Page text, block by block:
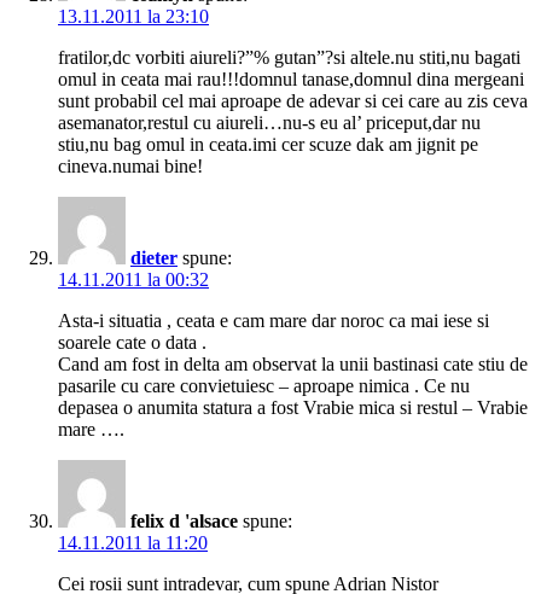
13.11.2011 la 23:10
fratilor,dc vorbiti aiureli?”% gutan”?si altele.nu stiti,nu bagati
omul in ceata mai rau!!!domnul tanase,domnul dina mergeani
sunt probabil cel mai aproape de adevar si cei care au zis ceva
asemanator,restul cu aiureli…nu-s eu al’ priceput,dar nu
stiu,nu bag omul in ceata.imi cer scuze dak am jignit pe
cineva.numai bine!
dieter spune:
14.11.2011 la 00:32
Asta-i situatia , ceata e cam mare dar noroc ca mai iese si
soarele cate o data .
Cand am fost in delta am observat la unii bastinasi cate stiu de
pasarile cu care convietuiesc – aproape nimica . Ce nu
depasea o anumita statura a fost Vrabie mica si restul – Vrabie
mare ….
felix d 'alsace spune:
14.11.2011 la 11:20
Cei rosii sunt intradevar, cum spune Adrian Nistor